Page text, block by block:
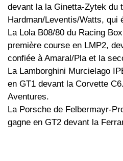
devant la la Ginetta-Zytek du
Hardman/Leventis/Watts, qui
La Lola B08/80 du Racing
première course en LMP2,
confiée à Amaral/Pla et la
La Lamborghini Murcielago
en GT1 devant la Corvette
Aventures.
La Porsche de Felbermayr-
gagne en GT2 devant la